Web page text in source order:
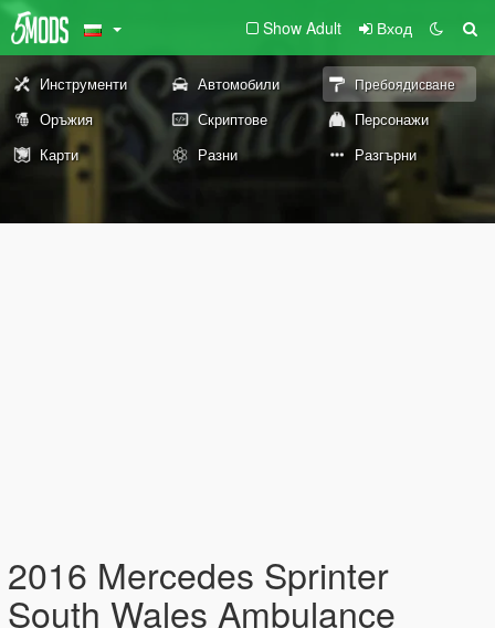
Show Adult Вход
Инструменти Автомобили Пребоядисване
Оръжия Скриптове
Персонажи
Карти
Разни Разгърни
2016 Mercedes Sprinter
South Wales Ambulance